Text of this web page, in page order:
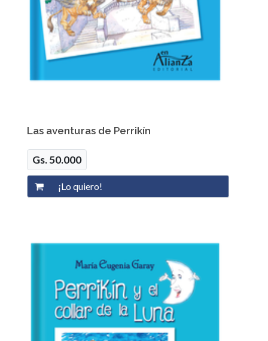
Las aventuras de Perrikín
Gs. 50.000